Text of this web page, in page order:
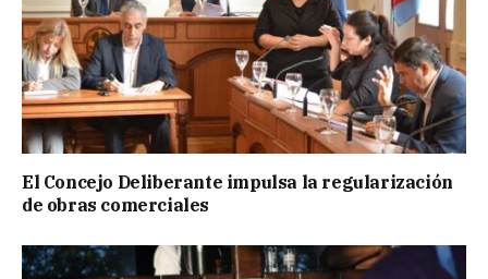
El Concejo Deliberante impulsa la regularización
de obras comerciales